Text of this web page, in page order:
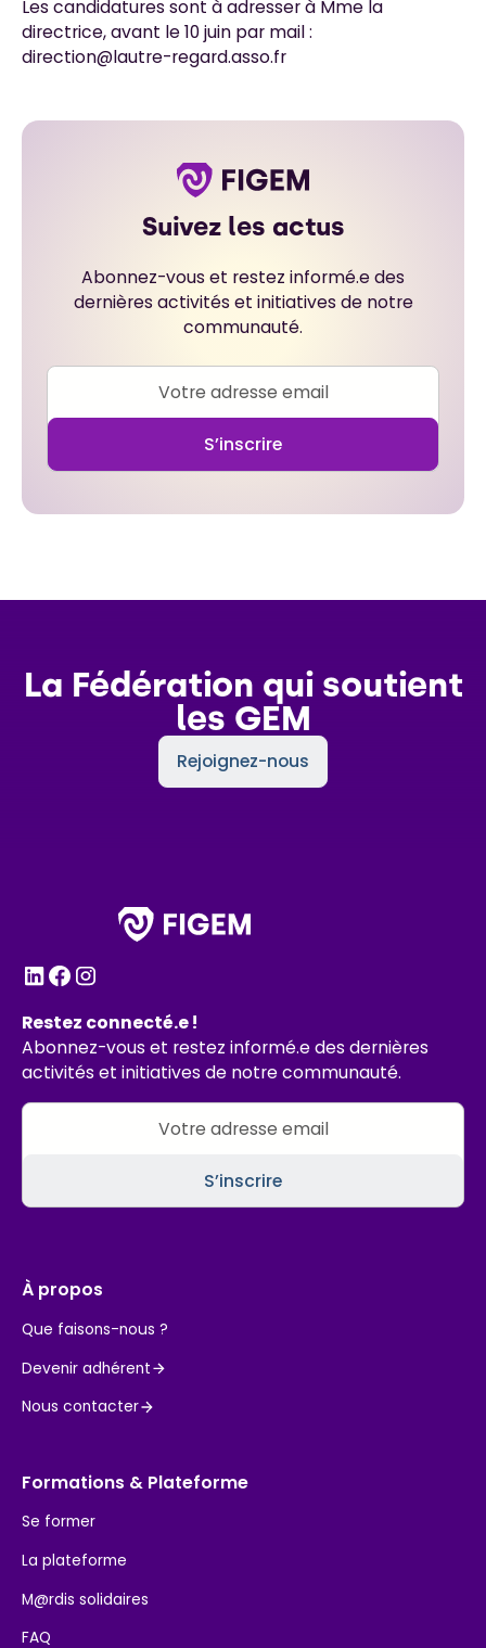
Les candidatures sont à adresser à Mme la
directrice, avant le 10 juin par mail :
direction@lautre-regard.asso.fr
Suivez les actus
Abonnez-vous et restez informé.e des
dernières activités et initiatives de notre
communauté.
La Fédération qui soutient
les GEM
Rejoignez-nous
Restez connecté.e !
Abonnez-vous et restez informé.e des dernières
activités et initiatives de notre communauté.
À propos
Que faisons-nous ?
Devenir adhérent
Nous contacter
Formations & Plateforme
Se former
La plateforme
M@rdis solidaires
FAQ